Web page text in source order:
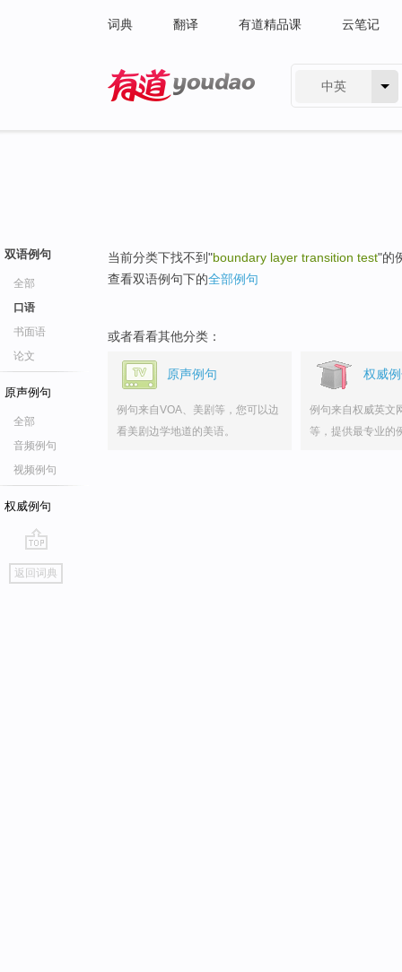
词典 翻译 有道精品课 云笔记
中英
双语例句
全部
口语
书面语
论文
原声例句
全部
音频例句
视频例句
权威例句
go
top
返回词典
当前分类下找不到"boundary layer transition test"的
查看双语例句下的全部例句
或者看看其他分类：
原声例句
例句来自VOA、美剧等，您可以边
看美剧边学地道的美语。
权威
例句来自权威英文
等，提供最专业的